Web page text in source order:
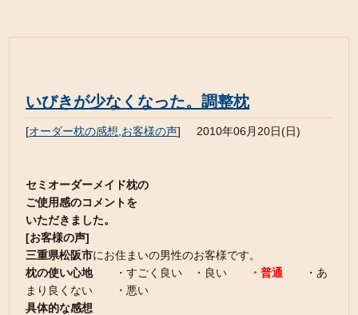
いびきが少なくなった。調整枕
[オーダー枕の感想 お客様の声] 2010年06月20日(日)
セミオーダーメイド枕の
ご使用感のコメントを
いただきました。
[お客様の声]
三重県松阪市にお住まいの男性のお客様です。
枕の使い心地・すごく良い ・良い ・普通
・あ
まり良くない ・悪い
具体的な感想